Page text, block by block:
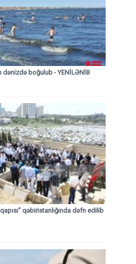
dənizdə boğulub - YENİLƏNİB
qəbiristanlığında dəfn edilib